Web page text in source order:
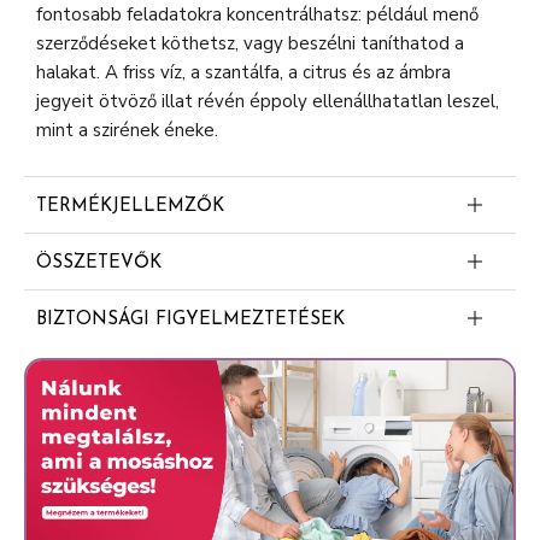
fontosabb feladatokra koncentrálhatsz: például menő
szerződéseket köthetsz, vagy beszélni taníthatod a
halakat. A friss víz, a szantálfa, a citrus és az ámbra
jegyeit ötvöző illat révén éppoly ellenállhatatlan leszel,
mint a szirének éneke.
TERMÉKJELLEMZŐK
ÜDV A HOSSZAN TARTÓ, PARFÜMMINŐSÉGŰ
FRISSESSÉGNEK: Az Old Spice sampon és tusfürdő
mélytisztító technológiája és parfümminőségű illata
PRÓBÁLD KI A WHITEWATER
PARFÜMMINŐSÉGŰ ILLATÁT: A friss víz, a
szantálfa, a citrus és az ámbra jegyeit ötvöző illat
révén éppoly ellenállhatatlan leszel, mint a szirének
éneke
MÉLYTISZTÍTÓ HATÁS ÉS PUHA, BÁRSONYOS
ÖSSZETEVŐK
Aqua
Cocamidopropyl Betaine
Parfum
Sodium Chloride
Sodium Benzoate
BIZTONSÁGI FIGYELMEZTETÉSEK
Not Applicable